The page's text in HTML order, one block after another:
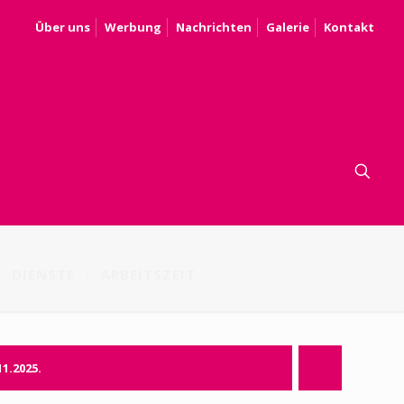
Über uns Werbung Nachrichten Galerie Kontakt